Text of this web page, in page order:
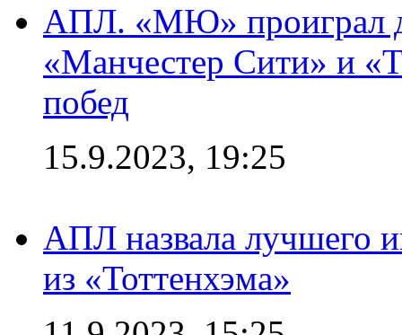
АПЛ. «МЮ» проиграл
«Манчестер Сити» и
побед
15.9.2023, 19:25
АПЛ назвала лучшего
из «Тоттенхэма»